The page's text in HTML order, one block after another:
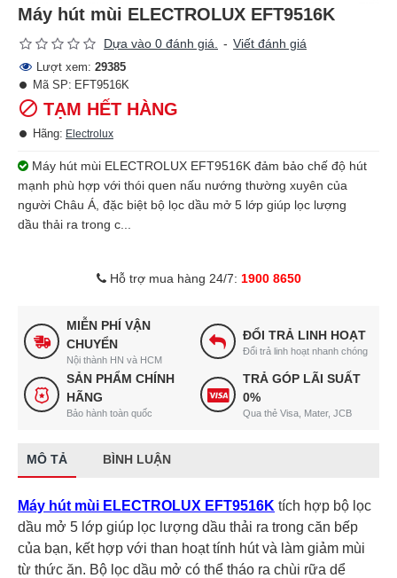
Máy hút mùi ELECTROLUX EFT9516K
Dựa vào 0 đánh giá. - Viết đánh giá
Lượt xem: 29385
TẠM HẾT HÀNG
Hãng: Electrolux
Mã SP: EFT9516K
Máy hút mùi ELECTROLUX EFT9516K đảm bảo chế độ hút
mạnh phù hợp với thói quen nấu nướng thường xuyên của
người Châu Á, đặc biệt bộ lọc dầu mở 5 lớp giúp lọc lượng
dầu thải ra trong c...
Hỗ trợ mua hàng 24/7: 1900 8650
MIỄN PHÍ VẬN
CHUYỂN
Nội thành HN và HCM
ĐỔI TRẢ LINH HOẠT
Đổi trả linh hoạt nhanh chóng
SẢN PHẨM CHÍNH
HÃNG
Bảo hành toàn quốc
TRẢ GÓP LÃI SUẤT
0%
Qua thẻ Visa, Mater, JCB
MÔ TẢ BÌNH LUẬN
Máy hút mùi ELECTROLUX EFT9516K tích hợp bộ lọc
dầu mở 5 lớp giúp lọc lượng dầu thải ra trong căn bếp
của bạn, kết hợp với than hoạt tính hút và làm giảm mùi
từ thức ăn. Bộ lọc dầu mở có thể tháo ra chùi rữa dể